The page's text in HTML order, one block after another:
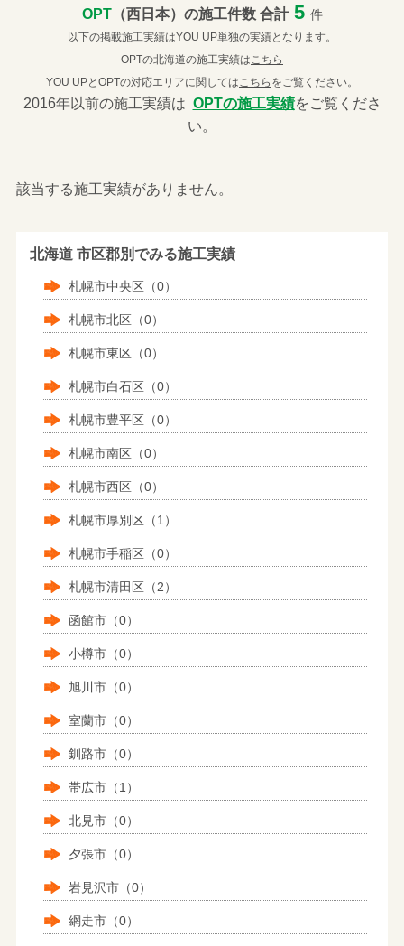
OPT（西日本）の施工件数 合計 5 件
以下の掲載施工実績はYOU UP単独の実績となります。
OPTの北海道の施工実績はこちら
YOU UPとOPTの対応エリアに関してはこちら をご覧ください。
2016年以前の施工実績は OPTの施工実績をご覧くださ
い。
該当する施工実績がありません。
北海道 市区郡別でみる施工実績
札幌市中央区（0）
札幌市北区（0）
札幌市東区（0）
札幌市白石区（0）
札幌市豊平区（0）
札幌市南区（0）
札幌市西区（0）
札幌市厚別区（1）
札幌市手稲区（0）
札幌市清田区（2）
函館市（0）
小樽市（0）
旭川市（0）
室蘭市（0）
釧路市（0）
帯広市（1）
北見市（0）
夕張市（0）
岩見沢市（0）
網走市（0）